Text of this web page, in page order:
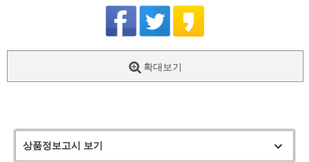
확대보기
상품정보고시 보기